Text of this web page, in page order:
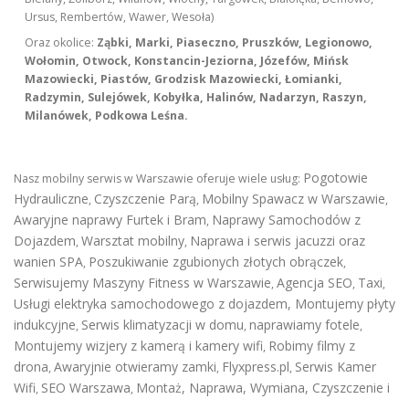
Ursus, Rembertów, Wawer, Wesoła)
Oraz okolice: Ząbki, Marki, Piaseczno, Pruszków, Legionowo,
Wołomin, Otwock, Konstancin-Jeziorna, Józefów, Mińsk
Mazowiecki, Piastów, Grodzisk Mazowiecki, Łomianki,
Radzymin, Sulejówek, Kobyłka, Halinów, Nadarzyn, Raszyn,
Milanówek, Podkowa Leśna.
Nasz mobilny serwis w Warszawie oferuje wiele usług: Pogotowie
Hydrauliczne, Czyszczenie Parą, Mobilny Spawacz w Warszawie,
Awaryjne naprawy Furtek i Bram, Naprawy Samochodów z
Dojazdem, Warsztat mobilny, Naprawa i serwis jacuzzi oraz
wanien SPA, Poszukiwanie zgubionych złotych obrączek,
Serwisujemy Maszyny Fitness w Warszawie, Agencja SEO, Taxi,
Usługi elektryka samochodowego z dojazdem, Montujemy płyty
indukcyjne, Serwis klimatyzacji w domu, naprawiamy fotele,
Montujemy wizjery z kamerą i kamery wifi, Robimy filmy z
drona, Awaryjnie otwieramy zamki, Flyxpress.pl, Serwis Kamer
Wifi, SEO Warszawa, Montaż, Naprawa, Wymiana, Czyszczenie i